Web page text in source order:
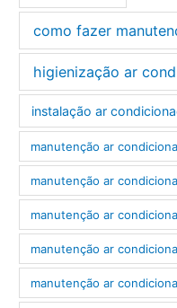
como fazer
higienização ar
instalação ar
manutenção ar
manutenção ar
manutenção ar
manutenção ar
manutenção ar